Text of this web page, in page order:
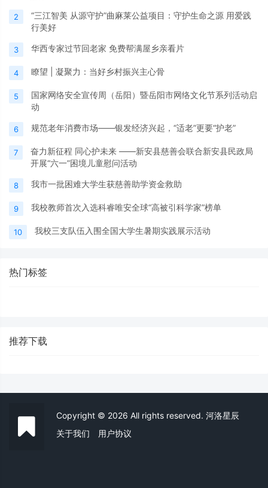
2
“三江智美 从源守护”曲麻莱公益项目：守护生命之源 用爱践
行美好
3 华西专家过节回老家 免费帮满屋乡亲看片
4 瞭望 | 凝聚力：当好乡村振兴主心骨
5
国家网络安全宣传周（岳阳）暨岳阳市网络文化节系列活动启
动
6 规范老年消费市场——银发经济兴起，“适老”更要“护老”
7
奋力新征程 同心护未来 ——新安县慈善会联合新安县民政局
开展“六一”困境儿童慰问活动
8 我市一批困难大学生获慈善助学资金救助
9 我校教师首次入选科睿唯安全球“高被引科学家”榜单
10 我校三支队伍入围全国大学生暑期实践展示活动
热门标签
推荐下载
Copyright © 2026 All rights reserved. 河洛星辰
关于我们
用户协议